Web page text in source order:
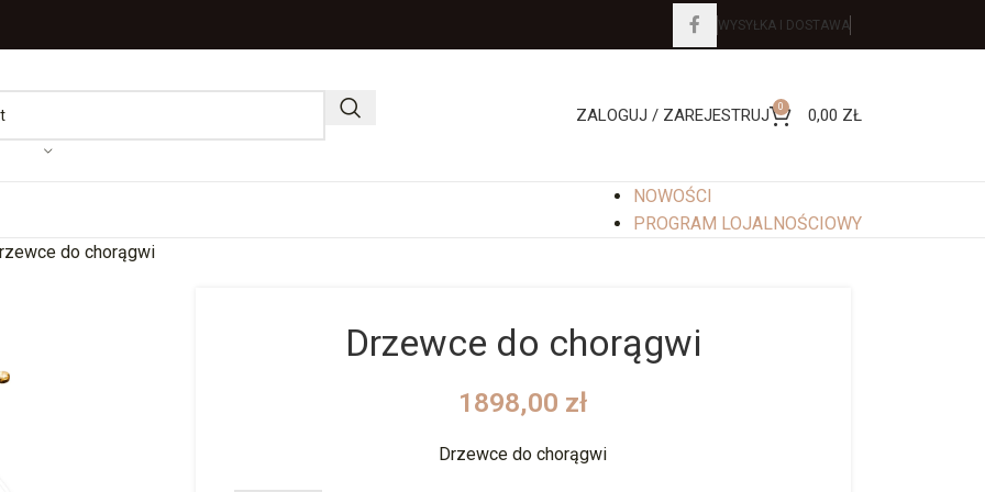
WYSYŁKA I DOSTAWA
ZALOGUJ / ZAREJESTRUJ 0 0,00 ZŁ
NOWOŚCI
PROGRAM LOJALNOŚCIOWY
do chorągwi
Drzewce do chorągwi
1898,00 zł
Drzewce do chorągwi